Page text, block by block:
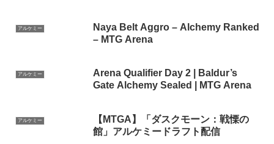
アルケミー
Naya Belt Aggro – Alchemy Ranked
– MTG Arena
アルケミー
Arena Qualifier Day 2 | Baldur’s
Gate Alchemy Sealed | MTG Arena
アルケミー
【MTGA】「ダスクモーン：戦慄の
館」アルケミードラフト配信